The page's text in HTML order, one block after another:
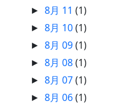
►8月 11(1)
►8月 10(1)
►8月 09(1)
►8月 08(1)
►8月 07(1)
►8月 06(1)